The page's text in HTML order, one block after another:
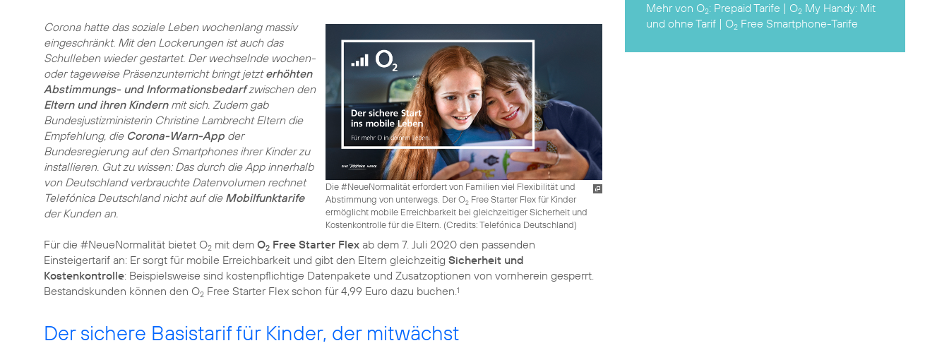
Die #NeueNormalität erfordert von Familien viel Flexibilität und
Abstimmung von unterwegs. Der O2Free Starter Flex für Kinder
ermöglicht mobile Erreichbarkeit bei gleichzeitiger Sicherheit und
Kostenkontrolle für die Eltern. (Credits: Telefónica Deutschland)
Corona hatte das soziale Leben wochenlang massiv
eingeschränkt. Mit den Lockerungen ist auch das
Schulleben wieder gestartet. Der wechselnde wochen-
oder tageweise Präsenzunterricht bringt jetzterhöhten
Abstimmungs- und Informationsbedarfzwischen den
Eltern und ihren Kindernmit sich. Zudem gab
Bundesjustizministerin Christine Lambrecht Eltern die
Empfehlung, die Corona-Warn-App der
Bundesregierung auf den Smartphones ihrer Kinder zu
installieren. Gut zu wissen: Das durch die App innerhalb
von Deutschland verbrauchte Datenvolumen rechnet
Telefónica Deutschland nicht auf die Mobilfunktarife
der Kunden an.
Für die #NeueNormalität bietet O2 mit dem O2 Free Starter Flex ab dem 7. Juli 2020 den passenden
Einsteigertarif an: Er sorgt für mobile Erreichbarkeit und gibt den Eltern gleichzeitig Sicherheit und
Kostenkontrolle: Beispielsweise sind kostenpflichtige Datenpakete und Zusatzoptionen von vornherein gesperrt.
Bestandskunden können den O2 Free Starter Flex schon für 4,99 Euro dazu buchen.1
Der sichere Basistarif für Kinder, der mitwächst
Mehr von O2: Prepaid Tarife | O2 My Handy: Mit
und ohne Tarif | O2 Free Smartphone-Tarife